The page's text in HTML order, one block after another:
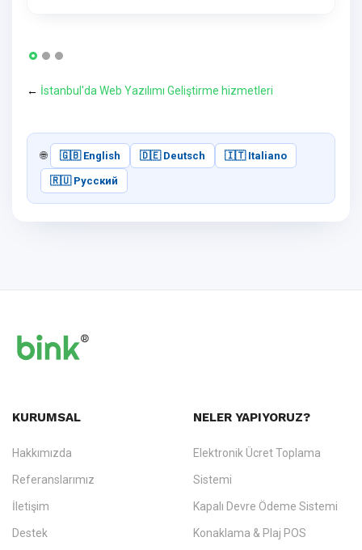
← İstanbul'da Web Yazılımı Geliştirme hizmetleri
🌐 🇬🇧 English 🇩🇪 Deutsch 🇮🇹 Italiano
🇷🇺 Русский
KURUMSAL
Hakkımızda
Referanslarımız
İletişim
Destek
NELER YAPIYORUZ?
Elektronik Ücret Toplama
Sistemi
Kapalı Devre Ödeme Sistemi
Konaklama & Plaj POS